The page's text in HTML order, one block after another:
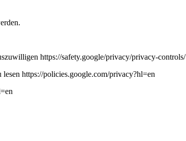
https://safety.google/privacy/privacy-controls/
https://policies.google.com/privacy?hl=en